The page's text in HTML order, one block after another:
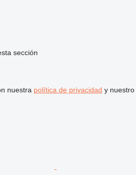
sección
nuestra política de privacidad y nuestro